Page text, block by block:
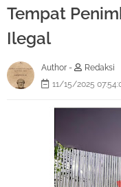
Tempat
Ilegal
Author -
Redaksi
11/15/2025